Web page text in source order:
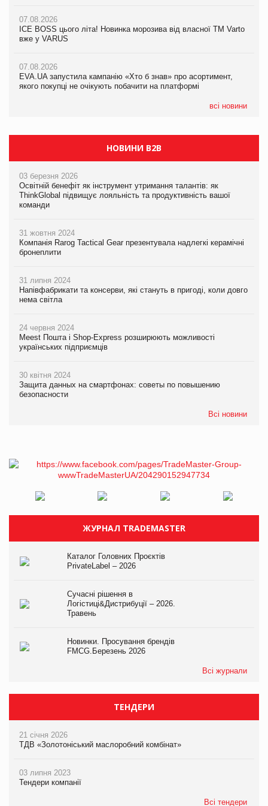
07.08.2026
ICE BOSS цього літа! Новинка морозива від власної ТМ Varto
вже у VARUS
07.08.2026
EVA.UA запустила кампанію «Хто б знав» про асортимент,
якого покупці не очікують побачити на платформі
всі новини
06.08.2026
Смачна новинка для хвостатих: у VARUS з’явилися паучі
05.08.2026
Мережа супермаркетів VARUS купує мережу магазинів
Продажі Hugo Boss впали на 9%
НОВИНИ B2B
03 березня 2026
Освітній бенефіт як інструмент утримання талантів: як
ThinkGlobal підвищує лояльність та продуктивність вашої
команди
31 жовтня 2024
Компанія Rarog Tactical Gear презентувала надлегкі керамічні
бронеплити
31 липня 2024
Напівфабрикати та консерви, які стануть в пригоді, коли довго
нема світла
24 червня 2024
Meest Пошта і Shop-Express розширюють можливості
українських підприємців
30 квітня 2024
Защита данных на смартфонах: советы по повышению
безопасности
Всі новини
ЖУРНАЛ TRADEMASTER
Каталог Головних Проєктів
PrivateLabel – 2026
Сучасні рішення в
Логістиці&Дистрибуції – 2026.
Травень
Новинки. Просування брендів
FMCG.Березень 2026
Всі журнали
ТЕНДЕРИ
21 січня 2026
ТДВ «Золотоніський маслоробний комбінат»
03 липня 2023
Тендери компанії
Всі тендери